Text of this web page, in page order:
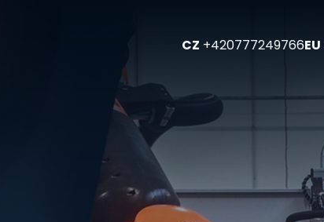
CZ +420777249766EU